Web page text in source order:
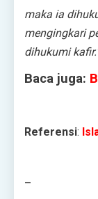
maka ia
mengingkari
dihukumi
Baca juga:
Referensi:
–